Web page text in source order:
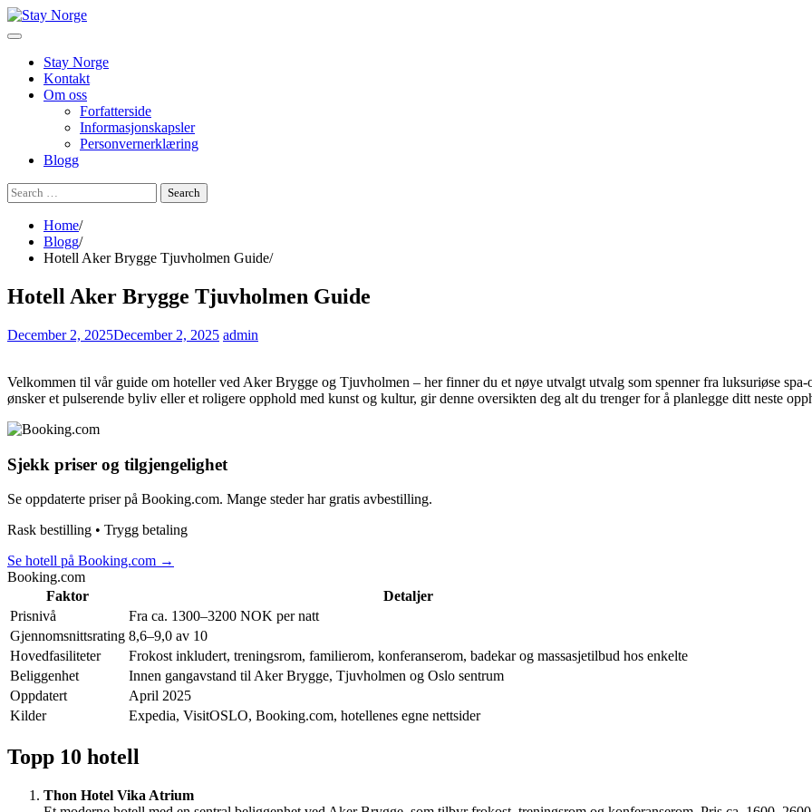
Skip
to
Stay Norge
Kontakt
Om oss
Forfatterside
Informasjonskapsler
Personvernerklæring
Blogg
Search
for:
Home
Blogg
Hotell Aker Brygge Tjuvholmen Guide
Hotell Aker Brygge Tjuvholmen Guide
December 2, 2025December 2, 2025 admin
Velkommen til vår guide om hoteller ved Aker Brygge og Tjuvholmen – her finner du et nøye utvalgt utvalg som spenner fra luksuriøse
ønsker et pulserende byliv eller et roligere opphold med kunst og kultur, gir denne oversikten deg alt du trenger for å planlegge ditt neste
Sjekk priser og tilgjengelighet
Se oppdaterte priser på Booking.com. Mange steder har gratis avbestilling.
Rask bestilling • Trygg betaling
Se hotell på Booking.com →
Booking.com
Faktor
Detaljer
Prisnivå
Fra ca. 1300–3200 NOK per natt
Gjennomsnittsrating 8,6–9,0 av 10
Hovedfasiliteter
Frokost inkludert, treningsrom, familierom, konferanserom, badekar og massasjetilbud hos enkelte
Beliggenhet
Innen gangavstand til Aker Brygge, Tjuvholmen og Oslo sentrum
Oppdatert
April 2025
Kilder
Expedia, VisitOSLO, Booking.com, hotellenes egne nettsider
Topp 10 hotell
Thon Hotel Vika Atrium